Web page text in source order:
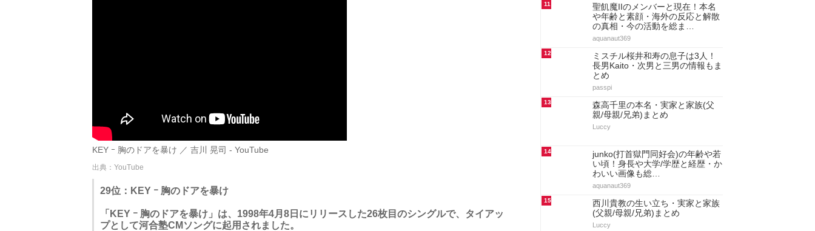
KEY ｰ 胸のドアを暴け ／ 吉川 晃司 - YouTube
出典：YouTube
29位：KEY ｰ 胸のドアを暴け
「KEY ｰ 胸のドアを暴け」は、1998年4月8日にリリースした26枚目のシングルで、タイアッ
プとして河合塾CMソングに起用されました。
11
聖飢魔IIのメンバーと現在！本名
や年齢と素顔・海外の反応と解散
の真相・今の活動を総ま…
aquanaut369
12
ミスチル桜井和寿の息子は3人！
長男Kaito・次男と三男の情報もま
とめ
passpi
13
森高千里の本名・実家と家族(父
親/母親/兄弟)まとめ
Luccy
14
junko(打首獄門同好会)の年齢や若
い頃！身長や大学/学歴と経歴・か
わいい画像も総…
aquanaut369
15
西川貴教の生い立ち・実家と家族
(父親/母親/兄弟)まとめ
Luccy